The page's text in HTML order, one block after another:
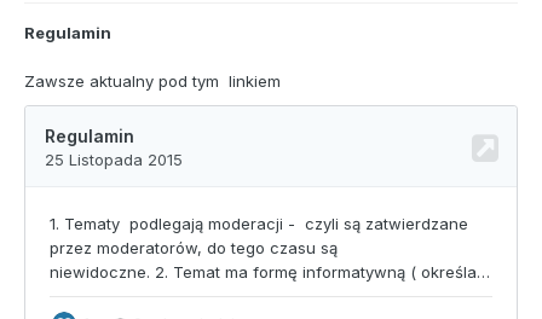
Regulamin
Zawsze aktualny pod tym linkiem